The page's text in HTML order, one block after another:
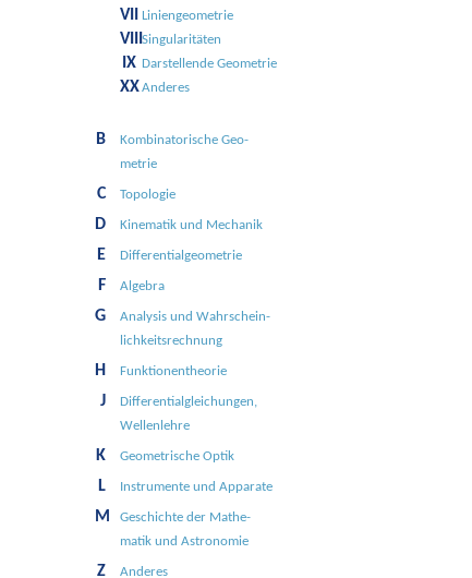
VII Liniengeometrie
VIIISingularitäten
IX Darstellende Geometrie
XXAnderes
B
Kombinato­rische Geo­
metrie
C Topologie
D Kine­matik und Mecha­nik
E Differential­geometrie
F Algebra
G
Analy­sis und Wahr­schein­
lichkeits­rech­nung
H Funk­tionen­theo­rie
J
Differential­gleichungen,
Wellen­lehre
K Geo­metri­sche Optik
L Instru­mente und Ap­parate
M
Ge­schichte der Mathe­
matik und Astro­nomie
Z Anderes